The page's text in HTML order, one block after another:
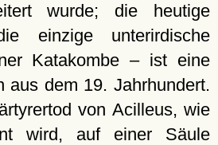
wurde; die heutige
einzige unterirdische
Katakombe – ist eine
aus dem 19. Jahrhundert.
von Acilleus, wie
wird, auf einer Säule